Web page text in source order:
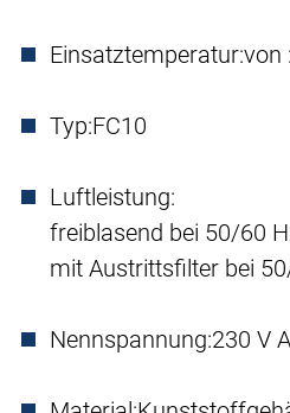
Einsatztemperatur:von
Typ:FC10
Luftleistung:
freiblasend bei 50/60
mit Austrittsfilter bei
Nennspannung:230 V